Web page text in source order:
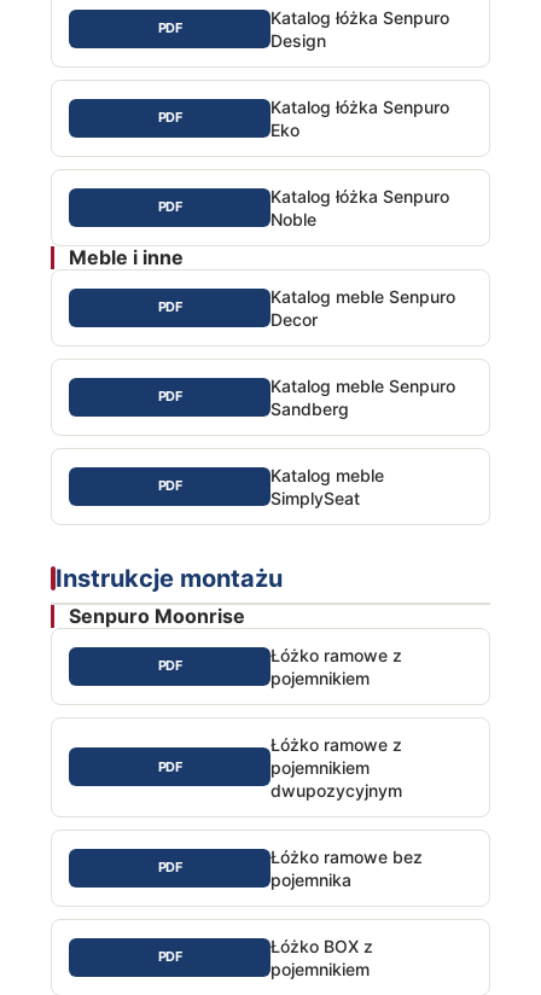
PDF
Katalog łóżka Senpuro
Design
PDF
Katalog łóżka Senpuro
Eko
PDF
Katalog łóżka Senpuro
Noble
Meble i inne
PDF
Katalog meble Senpuro
Decor
PDF
Katalog meble Senpuro
Sandberg
PDF
Katalog meble
SimplySeat
Instrukcje montażu
Senpuro Moonrise
PDF
Łóżko ramowe z
pojemnikiem
PDF
Łóżko ramowe z
pojemnikiem
dwupozycyjnym
PDF
Łóżko ramowe bez
pojemnika
PDF
Łóżko BOX z
pojemnikiem